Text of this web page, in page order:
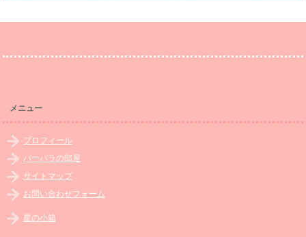
メニュー
プロフィール
バーバラの部屋
サイトマップ
お問い合わせフォーム
星の小箱